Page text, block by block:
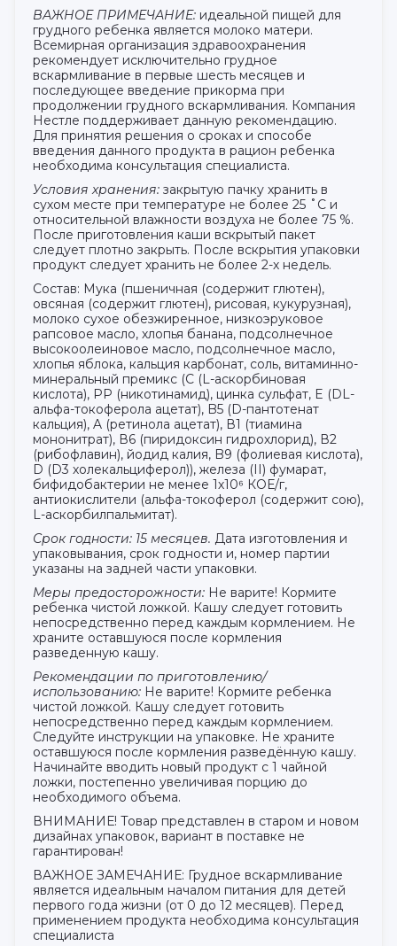
ВАЖНОЕ ПРИМЕЧАНИЕ: идеальной пищей для
грудного ребенка является молоко матери.
Всемирная организация здравоохранения
рекомендует исключительно грудное
вскармливание в первые шесть месяцев и
последующее введение прикорма при
продолжении грудного вскармливания. Компания
Нестле поддерживает данную рекомендацию.
Для принятия решения о сроках и способе
введения данного продукта в рацион ребенка
необходима консультация специалиста.
Условия хранения: закрытую пачку хранить в
сухом месте при температуре не более 25 ˚С и
относительной влажности воздуха не более 75 %.
После приготовления каши вскрытый пакет
следует плотно закрыть. После вскрытия упаковки
продукт следует хранить не более 2-х недель.
Состав: Мука (пшеничная (содержит глютен),
овсяная (содержит глютен), рисовая, кукурузная),
молоко сухое обезжиренное, низкоэруковое
рапсовое масло, хлопья банана, подсолнечное
высокоолеиновое масло, подсолнечное масло,
хлопья яблока, кальция карбонат, соль, витаминно-
минеральный премикс (С (L-аскорбиновая
кислота), РР (никотинамид), цинка сульфат, E (DL-
альфа-токоферола ацетат), B5 (D-пантотенат
кальция), A (ретинола ацетат), В1 (тиамина
мононитрат), В6 (пиридоксин гидрохлорид), В2
(рибофлавин), йодид калия, B9 (фолиевая кислота),
D (D3 холекальциферол)), железа (II) фумарат,
бифидобактерии не менее 1х10⁶ КОЕ/г,
антиокислители (альфа-токоферол (содержит сою),
L-аскорбилпальмитат).
Срок годности: 15 месяцев. Дата изготовления и
упаковывания, срок годности и, номер партии
указаны на задней части упаковки.
Меры предосторожности: Не варите! Кормите
ребенка чистой ложкой. Кашу следует готовить
непосредственно перед каждым кормлением. Не
храните оставшуюся после кормления
разведенную кашу.
Рекомендации по приготовлению/
использованию: Не варите! Кормите ребенка
чистой ложкой. Кашу следует готовить
непосредственно перед каждым кормлением.
Следуйте инструкции на упаковке. Не храните
оставшуюся после кормления разведённую кашу.
Начинайте вводить новый продукт с 1 чайной
ложки, постепенно увеличивая порцию до
необходимого объема.
ВНИМАНИЕ! Товар представлен в старом и новом
дизайнах упаковок, вариант в поставке не
гарантирован!
ВАЖНОЕ ЗАМЕЧАНИЕ: Грудное вскармливание
является идеальным началом питания для детей
первого года жизни (от 0 до 12 месяцев). Перед
применением продукта необходима консультация
специалиста